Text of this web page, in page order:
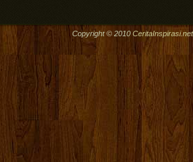
Copyright © 2010 CeritaInspirasi.net